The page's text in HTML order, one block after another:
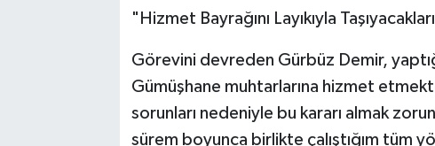
"Hizmet Bayrağını Layıkıyla
Görevini devreden Gürbüz Demir,
Gümüşhane muhtarlarına hizmet
sorunları nedeniyle bu kararı almak
sürem boyunca birlikte çalıştığım tüm